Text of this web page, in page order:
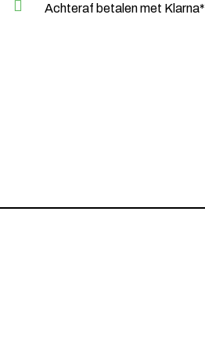
Achteraf betalen met Klarna*